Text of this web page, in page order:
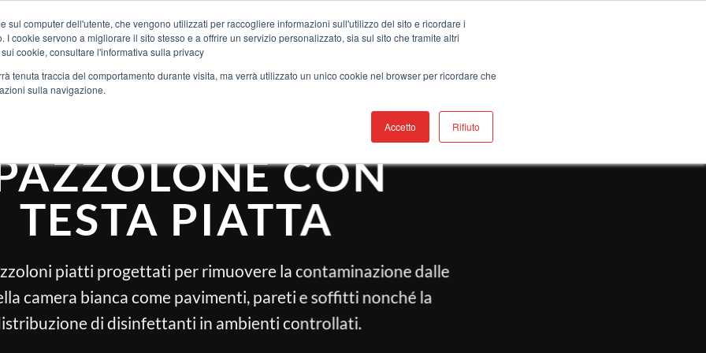
sul computer dell'utente, che vengono utilizzati per raccogliere informazioni sull'utilizzo del sito e ricordare i
I cookie servono a migliorare il sito stesso e a offrire un servizio personalizzato, sia sul sito che tramite altri
cookie, consultare l'informativa sulla privacy
tenuta traccia del comportamento durante visita, ma verrà utilizzato un unico cookie nel browser per ricordare che
sulla navigazione.
Accetto Rifiuto
CHI SIAMO SETTORI PRODOTTI RISORSE
CON
TESTA PIATTA
piatti progettati per rimuovere la contaminazione dalle
camera bianca come pavimenti, pareti e soffitti nonché la
di disinfettanti in ambienti controllati.